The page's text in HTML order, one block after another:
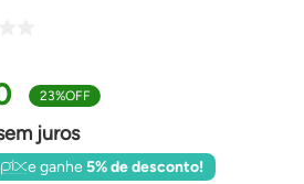
23%OFF
juros
e ganhe5% de desconto!